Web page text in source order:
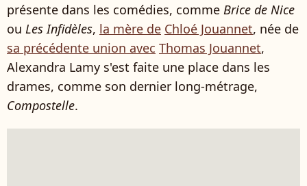
présente dans les comédies, comme Brice de Nice
ou Les Infidèles, la mère de Chloé Jouannet, née de
sa précédente union avec Thomas Jouannet,
Alexandra Lamy s'est faite une place dans les
drames, comme son dernier long-métrage,
Compostelle.